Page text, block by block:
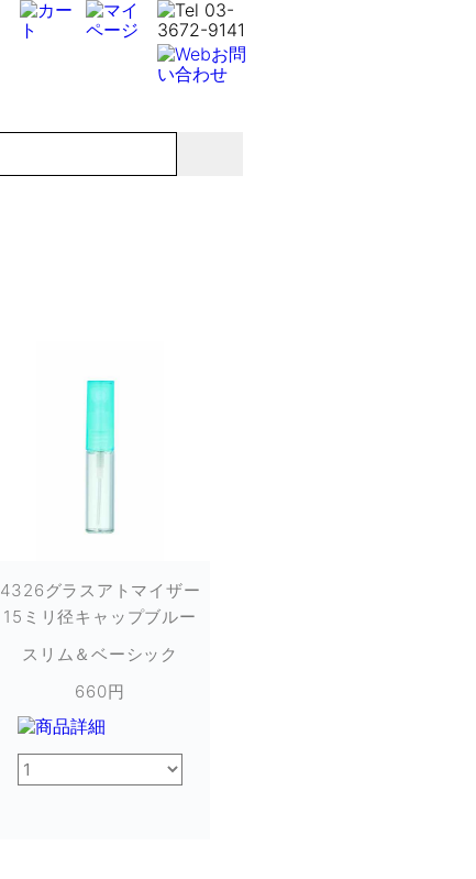
4326グラスアトマイザー
15ミリ径キャップブルー
スリム＆ベーシック
660円